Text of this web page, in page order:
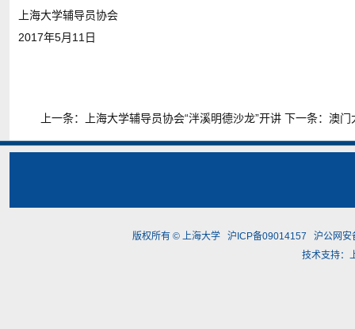
上海大学辅导员协会
2017年5月11日
上一条： 上海大学辅导员协会“泮溪明德沙龙”开讲 下一条：澳门
版权所有 © 上海大学 沪ICP备09014157
沪公网
技术支持：